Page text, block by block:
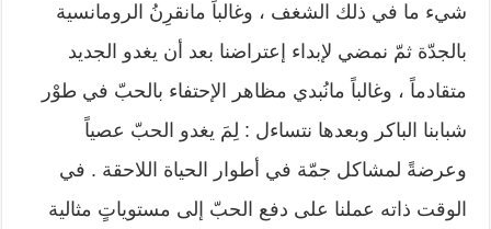
شيء ما في ذلك الشغف ، وغالباً مانقرِنُ الرومانسية
بالجدّة ثمّ نمضي لإبداء إعتراضنا بعد أن يغدو الجديد
متقادماً ، وغالباً مانُبدي مظاهر الإحتفاء بالحبّ في طوْر
شبابنا الباكر وبعدها نتساءل : لِمَ يغدو الحبّ عصياً
وعرضةً لمشاكل جمّة في أطوار الحياة اللاحقة . في
الوقت ذاته عملنا على دفع الحبّ إلى مستوياتٍ مثالية